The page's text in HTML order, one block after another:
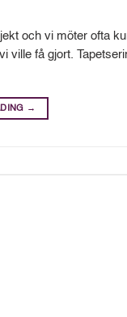
och vi möter ofta
få gjort.
→